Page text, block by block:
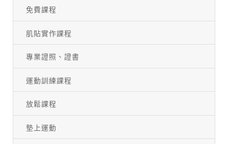
免費課程
肌貼實作課程
專業證照、證書
運動訓練課程
放鬆課程
墊上運動